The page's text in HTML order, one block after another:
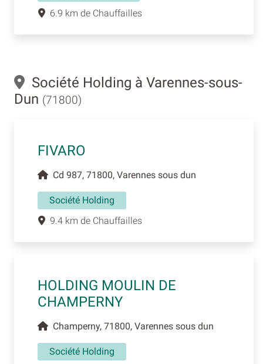
6.9 km de Chauffailles
Société Holding à Varennes-sous-
Dun (71800)
FIVARO
Cd 987, 71800, Varennes sous dun
Société Holding
9.4 km de Chauffailles
HOLDING MOULIN DE
CHAMPERNY
Champerny, 71800, Varennes sous dun
Société Holding